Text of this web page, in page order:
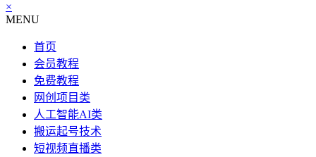
×
MENU
首页
会员教程
免费教程
网创项目类
人工智能AI类
搬运起号技术
短视频直播类